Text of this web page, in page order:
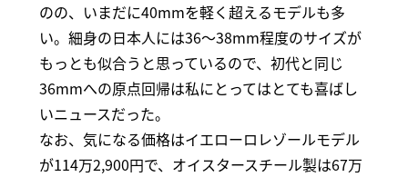
のの、いまだに40mmを軽く超えるモデルも多
い。細身の日本人には36～38mm程度のサイズが
もっとも似合うと思っているので、初代と同じ
36mmへの原点回帰は私にとってはとても喜ばし
いニュースだった。
なお、気になる価格はイエローロレゾールモデル
が114万2,900円で、オイスタースチール製は67万